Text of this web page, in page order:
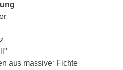
aus massiver Fichte